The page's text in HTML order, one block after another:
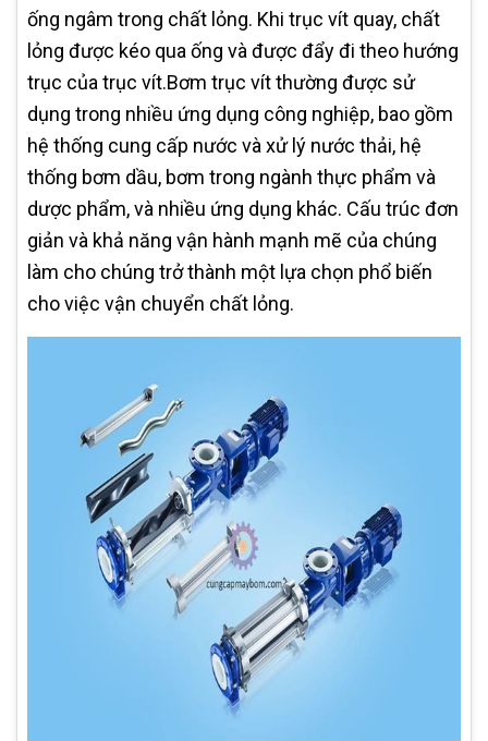
ống ngâm trong chất lỏng. Khi trục vít quay, chất
lỏng được kéo qua ống và được đẩy đi theo hướng
trục của trục vít.Bơm trục vít thường được sử
dụng trong nhiều ứng dụng công nghiệp, bao gồm
hệ thống cung cấp nước và xử lý nước thải, hệ
thống bơm dầu, bơm trong ngành thực phẩm và
dược phẩm, và nhiều ứng dụng khác. Cấu trúc đơn
giản và khả năng vận hành mạnh mẽ của chúng
làm cho chúng trở thành một lựa chọn phổ biến
cho việc vận chuyển chất lỏng.